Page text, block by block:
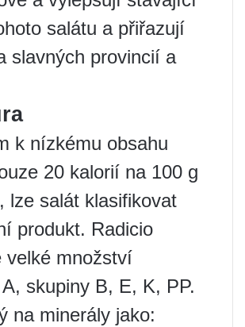
salátu a přiřazují
slavných provincií a
k nízkému obsahu
20 kalorií na 100 g
lze salát klasifikovat
produkt. Radicio
velké množství
skupiny B, E, K, PP.
na minerály jako: